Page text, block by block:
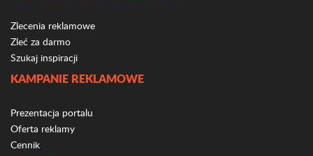
Zlecenia reklamowe
Zleć za darmo
Szukaj inspiracji
KAMPANIE REKLAMOWE
Prezentacja portalu
Oferta reklamy
Cennik